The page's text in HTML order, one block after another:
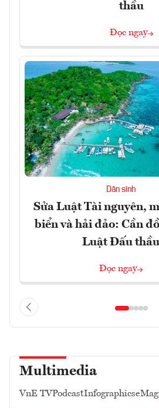
thầu
Đọc ngay
Dân sinh
Sửa Luật Tài nguyên,
biển và hải đảo: Cần
Luật Đấu thầu
Đọc ngay
Multimedia
VnE TVPodcastInfographics